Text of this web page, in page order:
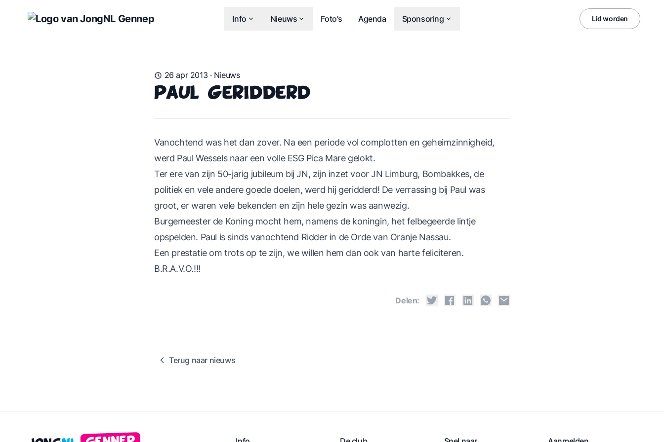
Info Nieuws Foto's Agenda Sponsoring Lid worden
26 apr 2013 · Nieuws
Paul geridderd
Vanochtend was het dan zover. Na een periode vol complotten en geheimzinnigheid,
werd Paul Wessels naar een volle ESG Pica Mare gelokt.
Ter ere van zijn 50-jarig jubileum bij JN, zijn inzet voor JN Limburg, Bombakkes, de
politiek en vele andere goede doelen, werd hij geridderd! De verrassing bij Paul was
groot, er waren vele bekenden en zijn hele gezin was aanwezig.
Burgemeester de Koning mocht hem, namens de koningin, het felbegeerde lintje
opspelden. Paul is sinds vanochtend Ridder in de Orde van Oranje Nassau.
Een prestatie om trots op te zijn, we willen hem dan ook van harte feliciteren.
B.R.A.V.O.!!!
Delen:
Terug naar nieuws